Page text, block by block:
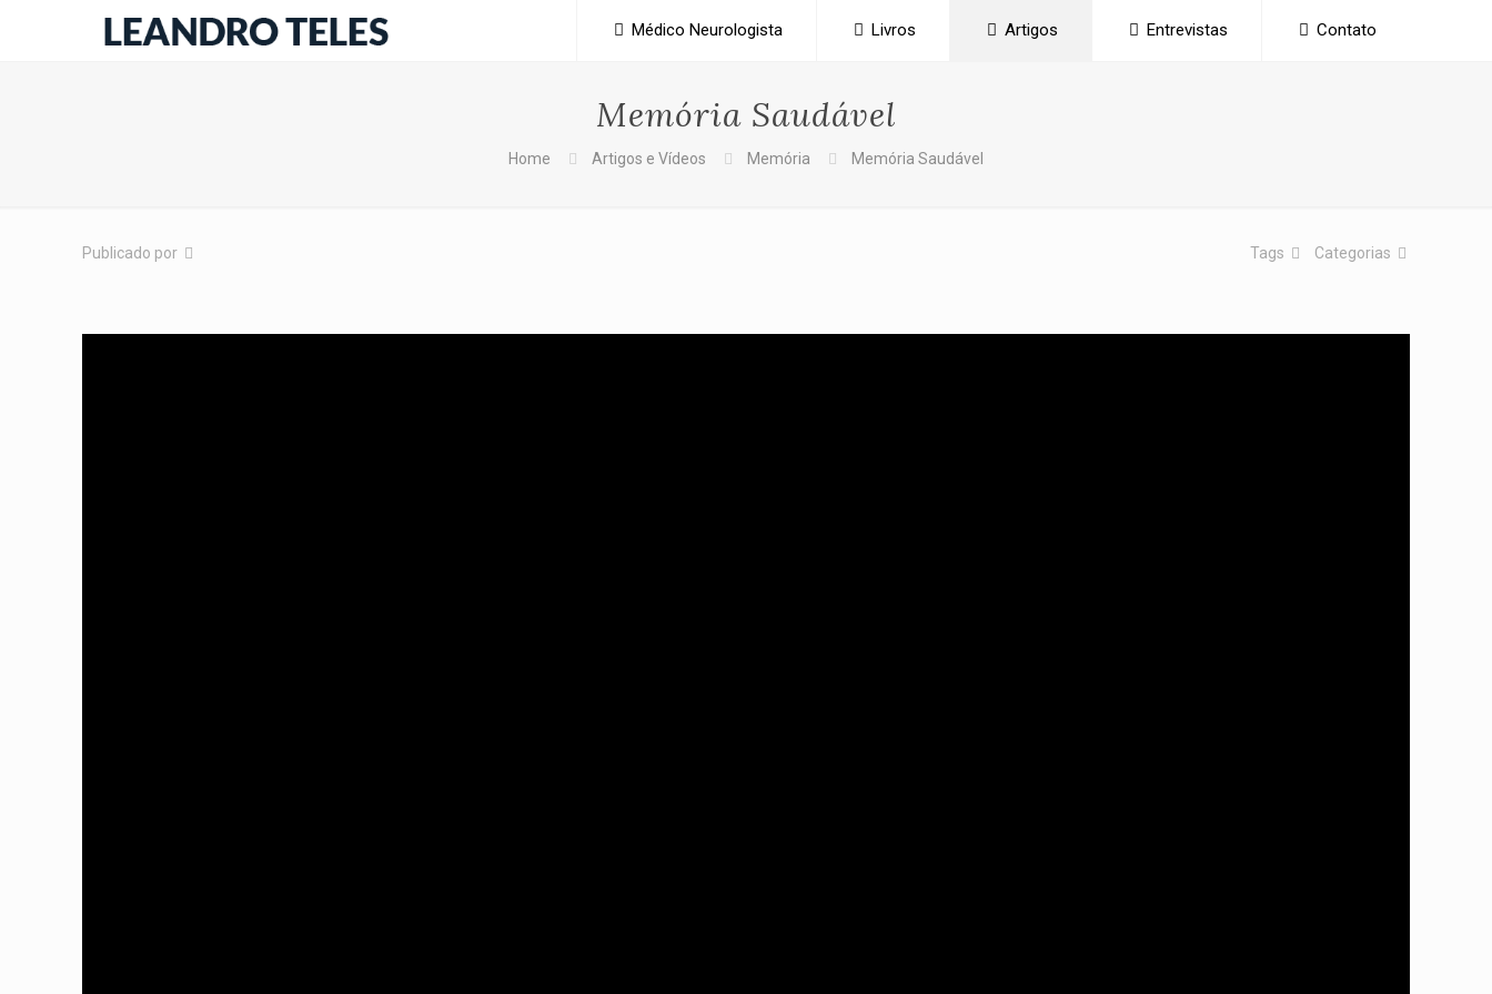
Médico Neurologista Livros Artigos Entrevistas Contato
Memória Saudável
Home Artigos e Vídeos Memória Memória Saudável
Publicado por Categorias
Tags